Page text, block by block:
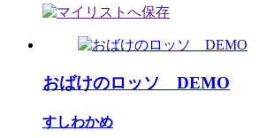
おばけのロッソ DEMO
すしわかめ